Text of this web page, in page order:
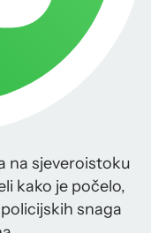
na sjeveroistoku
kako je počelo,
snaga